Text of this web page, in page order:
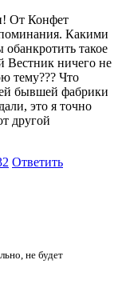
От Конфет
Какими
такое
ничего не
тему??? Что
бывшей фабрики
это я точно
другой
Ответить
не будет